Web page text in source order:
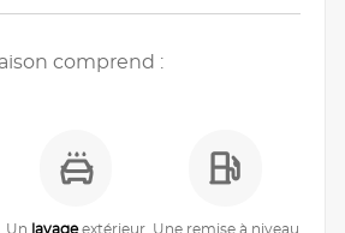
comprend :
Un lavageextérieur Une remise à niveau